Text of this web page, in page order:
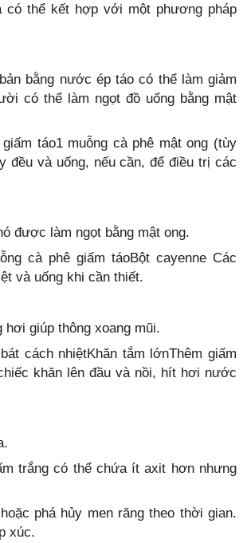
có thể kết hợp với một phương pháp
bằng nước ép táo có thể làm giảm
có thể làm ngọt đồ uống bằng mật
táo1 muỗng cà phê mật ong (tùy
đều và uống, nếu cần, để điều trị các
được làm ngọt bằng mật ong.
cà phê giấm táoBột cayenne Các
và uống khi cần thiết.
hơi giúp thông xoang mũi.
cách nhiệtKhăn tắm lớnThêm giấm
khăn lên đầu và nồi, hít hơi nước
trắng có thể chứa ít axit hơn nhưng
phá hủy men răng theo thời gian.
xúc.